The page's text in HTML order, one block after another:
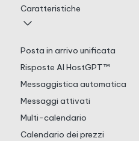
Caratteristiche
Posta in arrivo unificata
Risposte AI HostGPT™
Messaggistica automatica
Messaggi attivati
Multi-calendario
Calendario dei prezzi